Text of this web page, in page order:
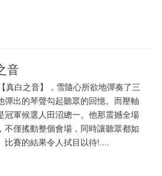
音
真白之音】，雪隨心所欲地彈奏了三
彈出的琴聲勾起聽眾的回憶。而壓軸
冠軍候選人田沼總一。他那震撼全場
不僅搖動整個會場，同時讓聽眾都如
比賽的結果令人拭目以待!....